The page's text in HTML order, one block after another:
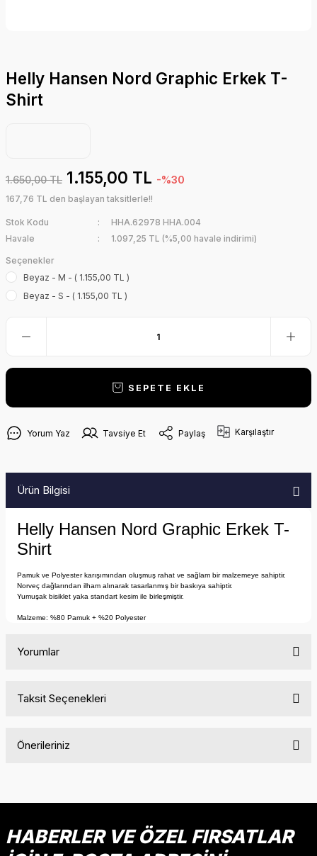
Helly Hansen Nord Graphic Erkek T-
Shirt
1.650,00 TL 1.155,00 TL -%30
167,76 TL den başlayan taksitlerle!!
Stok Kodu
HHA.62978 HHA.004
Havale
1.097,25 TL (%5,00 havale indirimi)
Seçenekler
Beyaz - M - ( 1.155,00 TL )
Beyaz - S - ( 1.155,00 TL )
SEPETE EKLE
Yorum Yaz Tavsiye Et Paylaş Karşılaştır
Ürün Bilgisi
Helly Hansen Nord Graphic Erkek T-
Shirt
Pamuk ve Polyester karışımından oluşmuş rahat ve sağlam bir malzemeye sahiptir.
Norveç dağlarından ilham alınarak tasarlanmış bir baskıya sahiptir.
Yumuşak bisiklet yaka standart kesim ile birleşmiştir.
Malzeme: %80 Pamuk + %20 Polyester
Yorumlar
Taksit Seçenekleri
Önerileriniz
HABERLER VE ÖZEL FIRSATLAR